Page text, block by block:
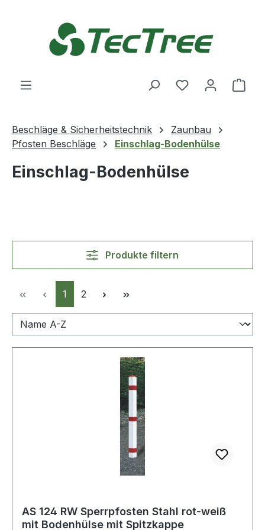
Du hast 0
Beschläge & Sicherheitstechnik
Zaunbau
Pfosten Beschläge
Einschlag-Bodenhülse
Einschlag-Bodenhülse
Produkte filtern
Seite
1 Seite
2
AS 124 RW Sperrpfosten Stahl rot-weiß
mit Bodenhülse mit Spitzkappe